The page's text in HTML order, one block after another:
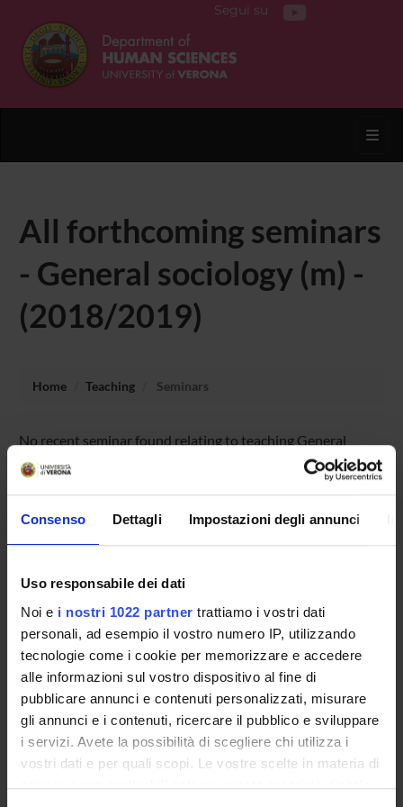
Consenso Dettagli Impostazioni degli annunci
Uso responsabile dei dati
Noi e i nostri 1022 partner trattiamo i vostri dati
personali, ad esempio il vostro numero IP, utilizzando
tecnologie come i cookie per memorizzare e accedere
alle informazioni sul vostro dispositivo al fine di
pubblicare annunci e contenuti personalizzati, misurare
gli annunci e i contenuti, ricercare il pubblico e sviluppare
i servizi. Avete la possibilità di scegliere chi utilizza i
vostri dati e per quali scopi. Le vostre scelte in materia di
privacy sono applicabili solo su questa proprietà digitale
Segui su
All forthcoming seminars
- General sociology (m) -
(2018/2019)
Home Teaching Seminars
No recent seminar found relating to teaching General
sociology (m) .
STUDYING
COURSES
PHD PROGRAMMES AND POSTGRADUATE
TRAINING
Contacts
People
Places
Calendar